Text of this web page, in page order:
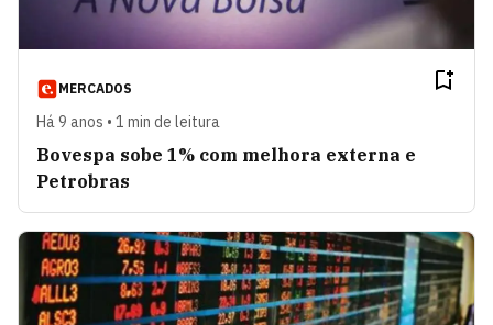
MERCADOS
Há 9 anos • 1 min de leitura
Bovespa sobe 1% com melhora externa e
Petrobras